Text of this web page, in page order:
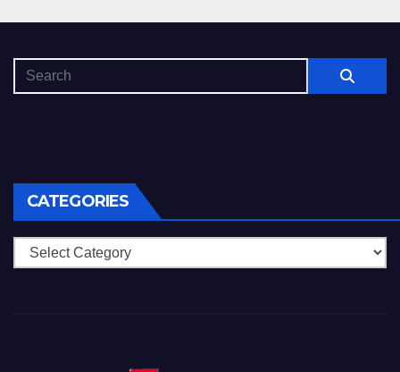
CATEGORIES
Categories